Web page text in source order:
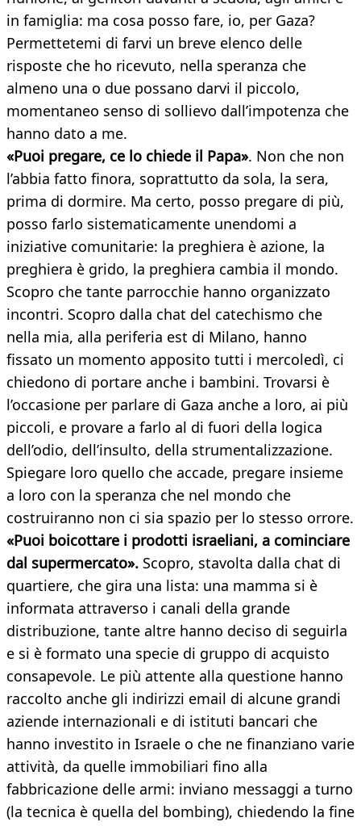
in famiglia: ma cosa posso fare, io, per Gaza?
Permettetemi di farvi un breve elenco delle
risposte che ho ricevuto, nella speranza che
almeno una o due possano darvi il piccolo,
momentaneo senso di sollievo dall’impotenza che
hanno dato a me.
«Puoi pregare, ce lo chiede il Papa». Non che non
l’abbia fatto finora, soprattutto da sola, la sera,
prima di dormire. Ma certo, posso pregare di più,
posso farlo sistematicamente unendomi a
iniziative comunitarie: la preghiera è azione, la
preghiera è grido, la preghiera cambia il mondo.
Scopro che tante parrocchie hanno organizzato
incontri. Scopro dalla chat del catechismo che
nella mia, alla periferia est di Milano, hanno
fissato un momento apposito tutti i mercoledì, ci
chiedono di portare anche i bambini. Trovarsi è
l’occasione per parlare di Gaza anche a loro, ai più
piccoli, e provare a farlo al di fuori della logica
dell’odio, dell’insulto, della strumentalizzazione.
Spiegare loro quello che accade, pregare insieme
a loro con la speranza che nel mondo che
costruiranno non ci sia spazio per lo stesso orrore.
«Puoi boicottare i prodotti israeliani, a cominciare
dal supermercato». Scopro, stavolta dalla chat di
quartiere, che gira una lista: una mamma si è
informata attraverso i canali della grande
distribuzione, tante altre hanno deciso di seguirla
e si è formato una specie di gruppo di acquisto
consapevole. Le più attente alla questione hanno
raccolto anche gli indirizzi email di alcune grandi
aziende internazionali e di istituti bancari che
hanno investito in Israele o che ne finanziano varie
attività, da quelle immobiliari fino alla
fabbricazione delle armi: inviano messaggi a turno
(la tecnica è quella del bombing), chiedendo la fine